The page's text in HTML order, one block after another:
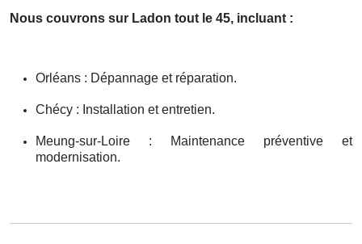
Nous couvrons sur Ladon tout le 45, incluant :
Orléans : Dépannage et réparation.
Chécy : Installation et entretien.
Meung-sur-Loire : Maintenance préventive et
modernisation.